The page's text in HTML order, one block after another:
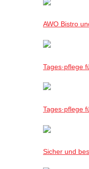
AWO Bistro
Tages·pflege
Tages·pflege
Sicher und